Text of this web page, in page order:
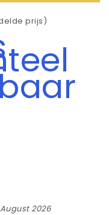
prijs)
2026